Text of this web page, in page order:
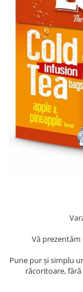
Vă prezentăm
Pune pur și simplu
răcoritoare,